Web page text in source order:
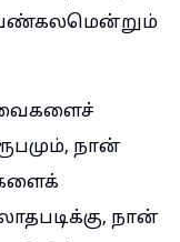
நான்
நான்